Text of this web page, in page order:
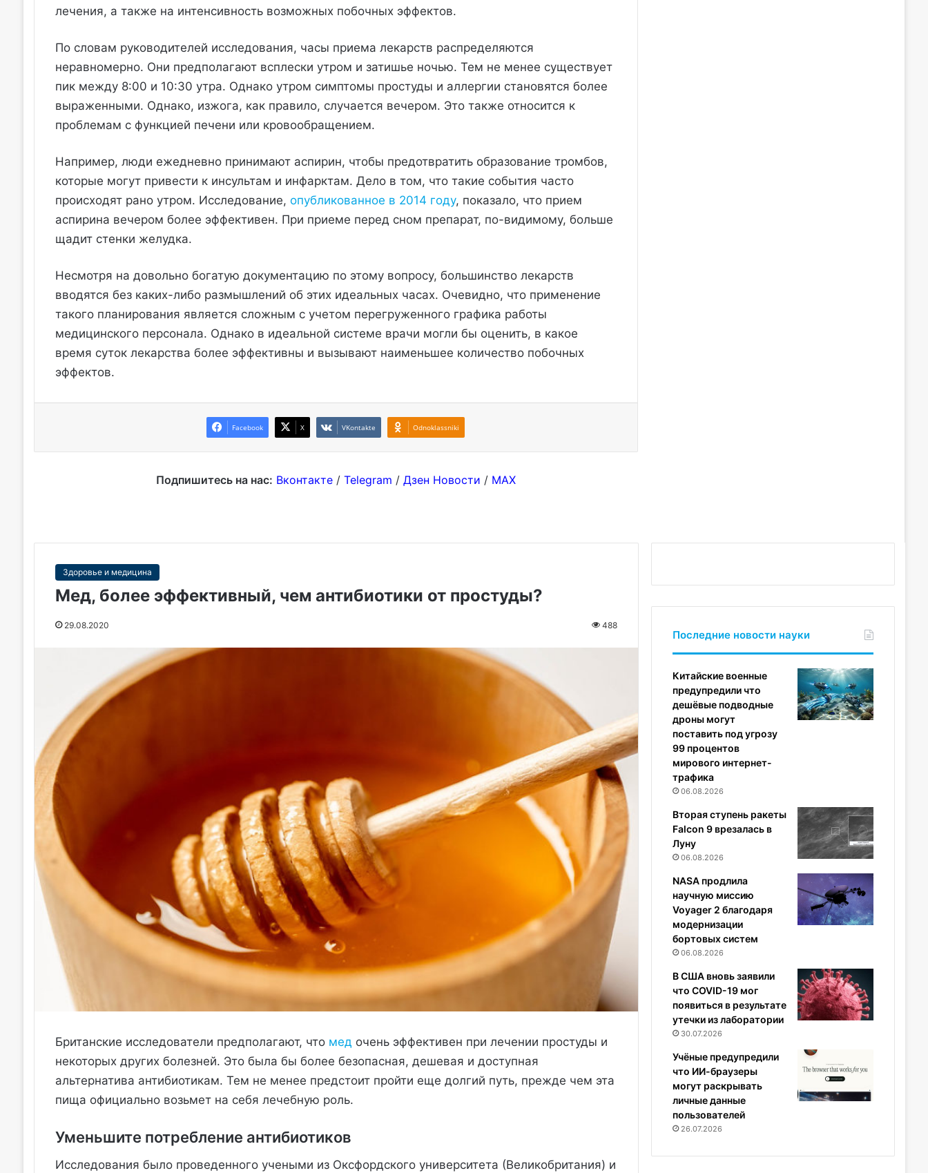
лечения, а также на интенсивность возможных побочных эффектов.
По словам руководителей исследования, часы приема лекарств распределяются
неравномерно. Они предполагают всплески утром и затишье ночью. Тем не менее существует
пик между 8:00 и 10:30 утра. Однако утром симптомы простуды и аллергии становятся более
выраженными. Однако, изжога, как правило, случается вечером. Это также относится к
проблемам с функцией печени или кровообращением.
Например, люди ежедневно принимают аспирин, чтобы предотвратить образование тромбов,
которые могут привести к инсультам и инфарктам. Дело в том, что такие события часто
происходят рано утром. Исследование, опубликованное в 2014 году, показало, что прием
аспирина вечером более эффективен. При приеме перед сном препарат, по-видимому, больше
щадит стенки желудка.
Несмотря на довольно богатую документацию по этому вопросу, большинство лекарств
вводятся без каких-либо размышлений об этих идеальных часах. Очевидно, что применение
такого планирования является сложным с учетом перегруженного графика работы
медицинского персонала. Однако в идеальной системе врачи могли бы оценить, в какое
время суток лекарства более эффективны и вызывают наименьшее количество побочных
эффектов.
Facebook X VKontakte Odnoklassniki
Подпишитесь на нас: Вконтакте/ Telegram / Дзен Новости / MAX